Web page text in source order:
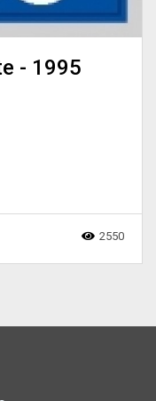
- 1995
2550